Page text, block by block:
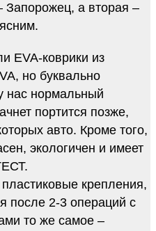
Запорожец, а вторая –
EVA-коврики из
но буквально
нас нормальный
портится позже,
авто. Кроме того,
экологичен и имеет
крепления,
после 2-3 операций с
то же самое –